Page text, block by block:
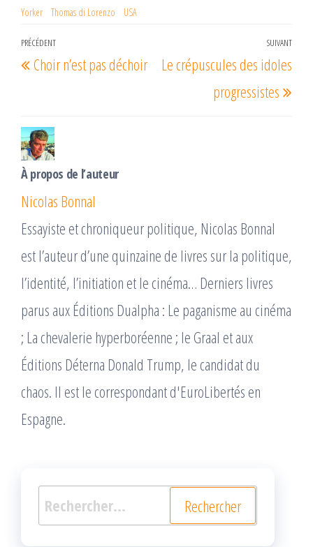
Yorker Thomas di Lorenzo USA
Navigation
de
Article
précédent
PRÉCÉDENT
Choir n’est pas déchoir
SUIVANT
Le crépuscules des idoles
progressistes
À propos de l’auteur
Nicolas Bonnal
Essayiste et chroniqueur politique, Nicolas Bonnal
est l’auteur d’une quinzaine de livres sur la politique,
l’identité, l’initiation et le cinéma… Derniers livres
parus aux Éditions Dualpha : Le paganisme au cinéma
; La chevalerie hyperboréenne ; le Graal et aux
Éditions Déterna Donald Trump, le candidat du
chaos. Il est le correspondant d'EuroLibertés en
Espagne.
Rechercher :